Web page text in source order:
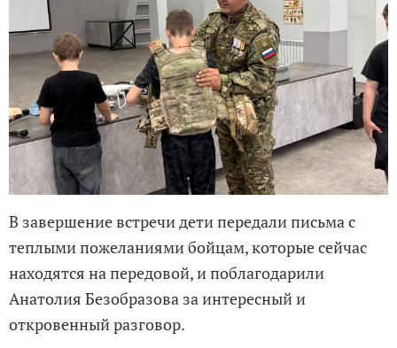
В завершение встречи дети передали письма с
теплыми пожеланиями бойцам, которые сейчас
находятся на передовой, и поблагодарили
Анатолия Безобразова за интересный и
откровенный разговор.